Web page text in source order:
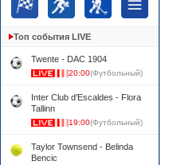
Топ события LIVE
Twente - DAC 1904
20:00(Футбольный)
Inter Club d'Escaldes - Flora
Tallinn
19:00(Футбольный)
Taylor Townsend - Belinda
Bencic